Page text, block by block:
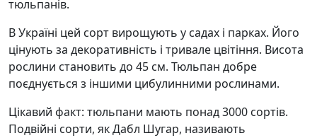
тюльпанів.
В Україні цей сорт вирощують у садах і парках. Його
цінують за декоративність і тривале цвітіння. Висота
рослини становить до 45 см. Тюльпан добре
поєднується з іншими цибулинними рослинами.
Цікавий факт: тюльпани мають понад 3000 сортів.
Подвійні сорти, як Дабл Шугар, називають